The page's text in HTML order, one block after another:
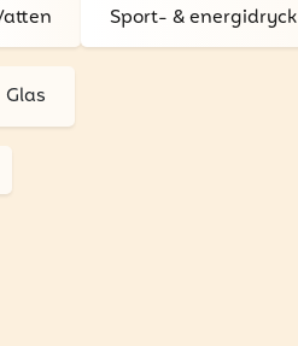
Sport- & energidryck
Glas